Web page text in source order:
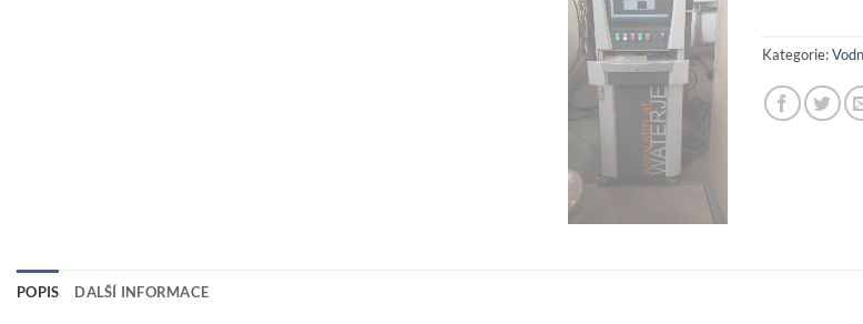
Kategorie:
POPIS DALŠÍ INFORMACE